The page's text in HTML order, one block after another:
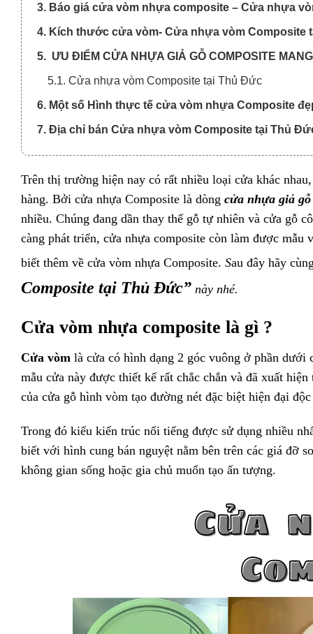
3. Báo giá cửa vòm nhựa composite – Cửa nhựa
4. Kích thước cửa vòm- Cửa nhựa vòm Composite
5. ƯU ĐIỂM CỬA NHỰA GIẢ GỖ COMPOSITE
5.1. Cửa nhựa vòm Composite tại Thủ Đức
6. Một số Hình thực tế cửa vòm nhựa Composite
7. Địa chỉ bán Cửa nhựa vòm Composite tại Thủ
Trên thị trường hiện nay có rất nhiều loại cửa khác
hàng. Bởi cửa nhựa Composite là dòng cửa nhựa giả gỗ
nhiều. Chúng đang dần thay thế gỗ tự nhiên và cửa gỗ
càng phát triển, cửa nhựa composite còn làm được
biết thêm về cửa vòm nhựa Composite. Sau đây hãy
Composite tại Thủ Đức” này nhé.
Cửa vòm nhựa composite là gì ?
Cửa vòm là cửa có hình dạng 2 góc vuông ở phần dưới
mẫu cửa này được thiết kế rất chắc chắn và đã xuất
của cửa gỗ hình vòm tạo đường nét đặc biệt hiện đại
Trong đó kiểu kiến trúc nổi tiếng được sử dụng nhiều
biết với hình cung bán nguyệt nằm bên trên các giá đỡ
không gian sống hoặc gia chủ muốn tạo ấn tượng.